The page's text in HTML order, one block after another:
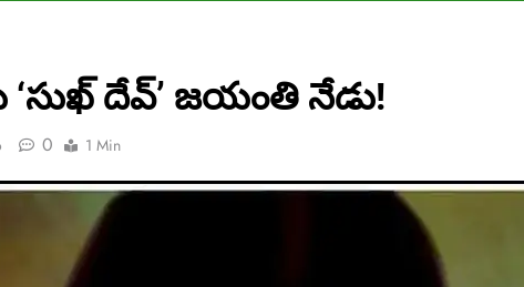
‘సుఖ్ దేవ్’ జయంతి నేడు!
0 1 Min